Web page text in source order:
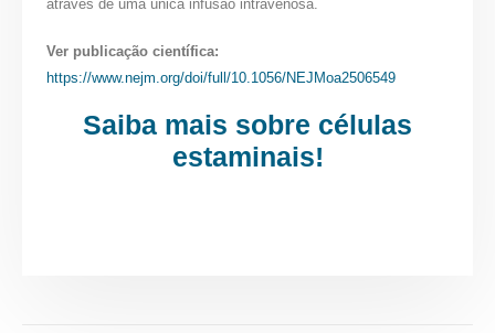
através de uma única infusão intravenosa.
Ver publicação científica:
https://www.nejm.org/doi/full/10.1056/NEJMoa2506549
Saiba mais sobre células
estaminais!